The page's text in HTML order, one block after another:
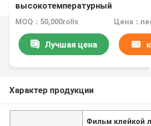
высокотемпературный
MOQ：50,000rolls Цена：
Лучшая цена
Характер продукции
Фильм клейкой